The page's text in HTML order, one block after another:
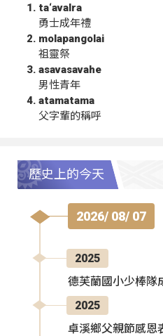
ta‘avalra
勇士成年禮
molapangolai
祖靈祭
asavasavahe
男性青年
atamatama
父字輩的稱呼
歷史上的今天
2026/ 08/ 07
2025
德芙蘭國小少棒隊
2025
卓溪鄉父親節感恩